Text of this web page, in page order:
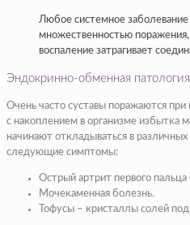
Любое системное заболевание
множественностью
воспаление затрагивает
Эндокринно-обменная патология
Очень часто суставы поражаются при
с накоплением в организме избытка
начинают откладываться в
следующие симптомы:
Острый артрит первого пальца
Мочекаменная болезнь.
Тофусы – кристаллы солей